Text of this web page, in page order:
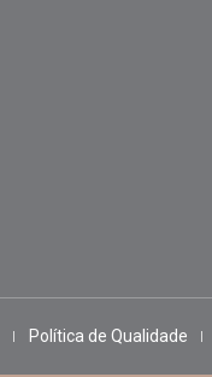
Política de Qualidade